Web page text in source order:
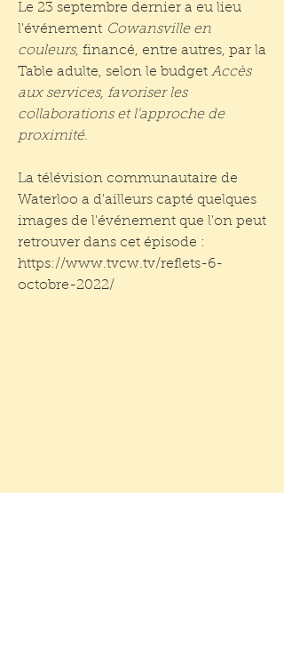
Le 23 septembre dernier a eu lieu
l'événement Cowansville en
couleurs, financé, entre autres, par la
Table adulte, selon le budget Accès
aux services, favoriser les
collaborations et l'approche de
proximité.
La télévision communautaire de
Waterloo a d'ailleurs capté quelques
images de l'événement que l'on peut
retrouver dans cet épisode :
https://www.tvcw.tv/reflets-6-
octobre-2022/